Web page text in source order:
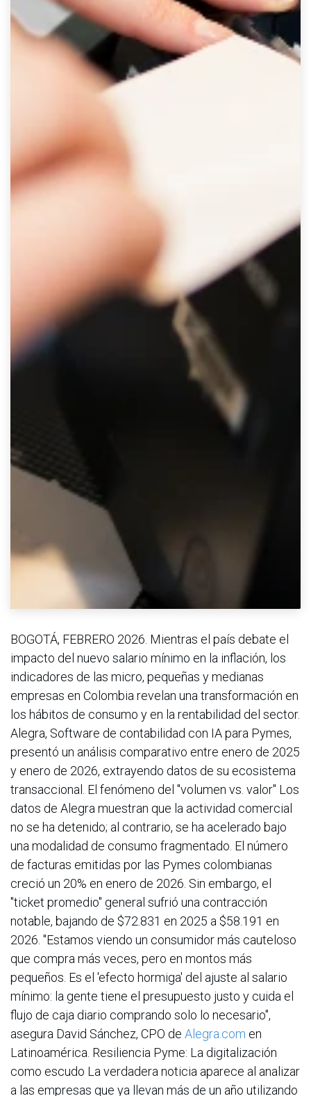
BOGOTÁ, FEBRERO 2026. Mientras el país debate el
impacto del nuevo salario mínimo en la inflación, los
indicadores de las micro, pequeñas y medianas
empresas en Colombia revelan una transformación en
los hábitos de consumo y en la rentabilidad del sector.
Alegra, Software de contabilidad con IA para Pymes,
presentó un análisis comparativo entre enero de 2025
y enero de 2026, extrayendo datos de su ecosistema
transaccional. El fenómeno del "volumen vs. valor" Los
datos de Alegra muestran que la actividad comercial
no se ha detenido; al contrario, se ha acelerado bajo
una modalidad de consumo fragmentado. El número
de facturas emitidas por las Pymes colombianas
creció un 20% en enero de 2026. Sin embargo, el
"ticket promedio" general sufrió una contracción
notable, bajando de $72.831 en 2025 a $58.191 en
2026. "Estamos viendo un consumidor más cauteloso
que compra más veces, pero en montos más
pequeños. Es el 'efecto hormiga' del ajuste al salario
mínimo: la gente tiene el presupuesto justo y cuida el
flujo de caja diario comprando solo lo necesario",
asegura David Sánchez, CPO de Alegra.com en
Latinoamérica. Resiliencia Pyme: La digitalización
como escudo La verdadera noticia aparece al analizar
a las empresas que ya llevan más de un año utilizando